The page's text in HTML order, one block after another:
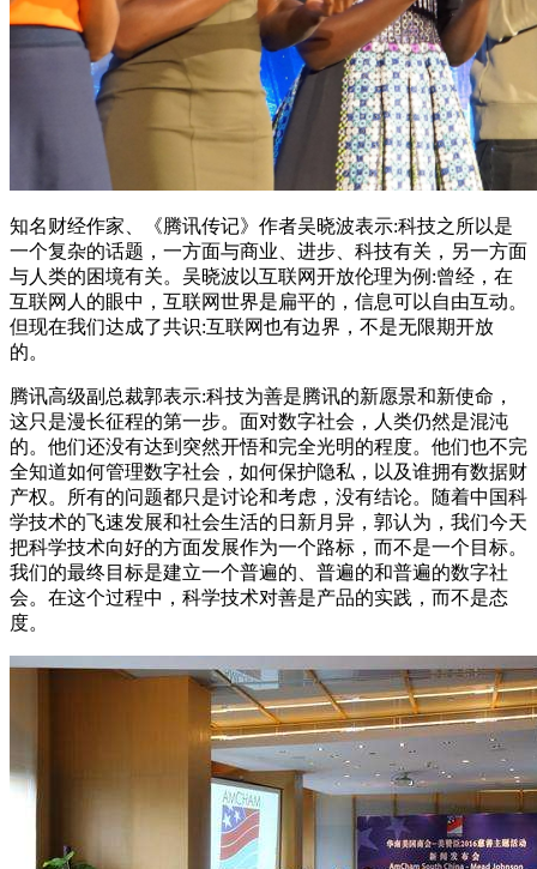
知名财经作家、《腾讯传记》作者吴晓波表示:科技之所以是
一个复杂的话题，一方面与商业、进步、科技有关，另一方面
与人类的困境有关。吴晓波以互联网开放伦理为例:曾经，在
互联网人的眼中，互联网世界是扁平的，信息可以自由互动。
但现在我们达成了共识:互联网也有边界，不是无限期开放
的。
腾讯高级副总裁郭表示:科技为善是腾讯的新愿景和新使命，
这只是漫长征程的第一步。面对数字社会，人类仍然是混沌
的。他们还没有达到突然开悟和完全光明的程度。他们也不完
全知道如何管理数字社会，如何保护隐私，以及谁拥有数据财
产权。所有的问题都只是讨论和考虑，没有结论。随着中国科
学技术的飞速发展和社会生活的日新月异，郭认为，我们今天
把科学技术向好的方面发展作为一个路标，而不是一个目标。
我们的最终目标是建立一个普遍的、普遍的和普遍的数字社
会。在这个过程中，科学技术对善是产品的实践，而不是态
度。